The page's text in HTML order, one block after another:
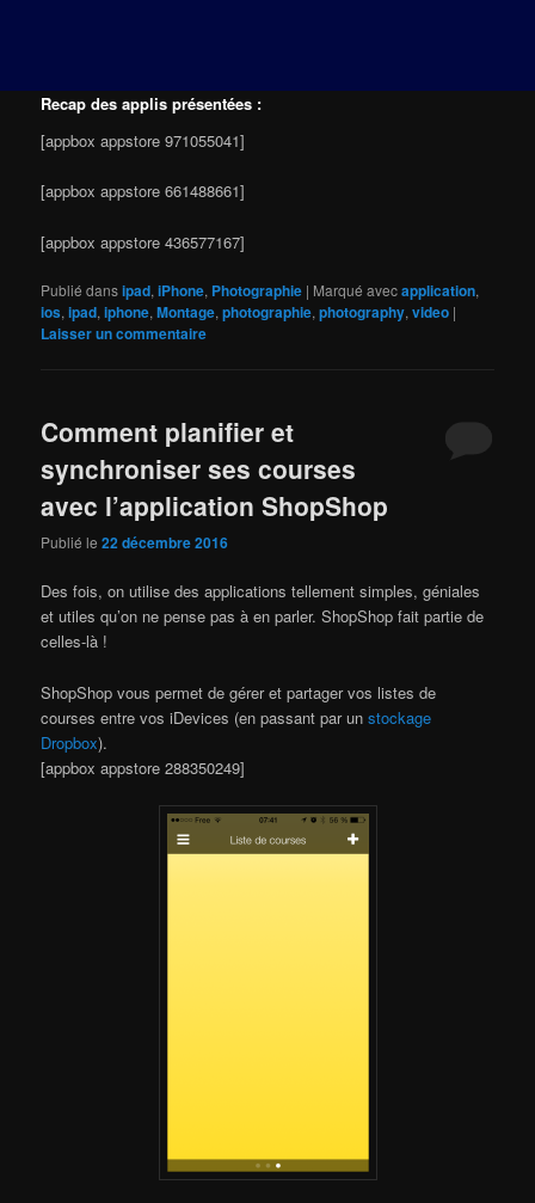
Recap des applis présentées :
[appbox appstore 971055041]
[appbox appstore 661488661]
[appbox appstore 436577167]
Publié dansipad,iPhone, Photographie | Marqué avecapplication,
ios,ipad,iphone,Montage,photographie,photography,video |
Laisser un commentaire
Comment planifier et
synchroniser ses courses
avec l’application ShopShop
Publié le22 décembre 2016
Des fois, on utilise des applications tellement simples, géniales
et utiles qu’on ne pense pas à en parler. ShopShop fait partie de
celles-là !
ShopShop vous permet de gérer et partager vos listes de
courses entre vos iDevices (en passant par unstockage
Dropbox).
[appbox appstore 288350249]